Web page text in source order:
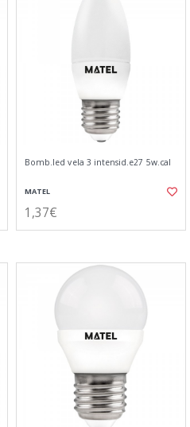
Bomb.led vela 3 intensid.e27 5w.cal
MATEL
1,37€